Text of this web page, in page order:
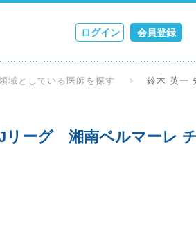
ログイン 会員登録
検索 キャ
域としている医師を探す 鈴木 英一
リーグ 湘南ベルマーレ